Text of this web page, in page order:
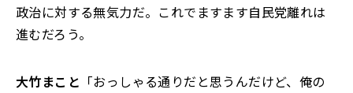
政治に対する無気力だ。これでますます自民党離れは
進むだろう。
大竹まこと 「おっしゃる通りだと思うんだけど、俺の